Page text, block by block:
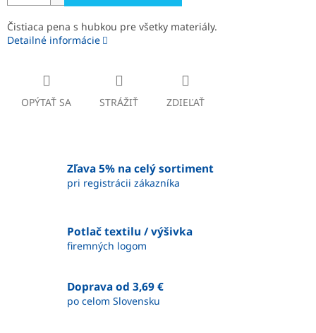
Čistiaca pena s hubkou pre všetky materiály.
Detailné informácie
OPÝTAŤ SA STRÁŽIŤ ZDIEĽAŤ
Zľava 5% na celý sortiment
pri registrácii zákazníka
Potlač textilu / výšivka
firemných logom
Doprava od 3,69 €
po celom Slovensku